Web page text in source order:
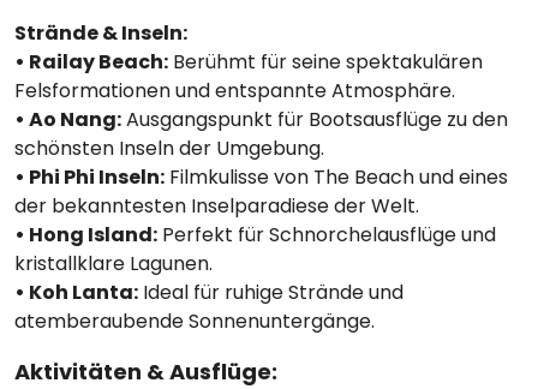
Strände & Inseln:
• Railay Beach: Berühmt für seine spektakulären
Felsformationen und entspannte Atmosphäre.
• Ao Nang:Ausgangspunkt für Bootsausflüge zu den
schönsten Inseln der Umgebung.
• Phi Phi Inseln: Filmkulisse von The Beach und eines
der bekanntesten Inselparadiese der Welt.
• Hong Island: Perfekt für Schnorchelausflüge und
kristallklare Lagunen.
• Koh Lanta: Ideal für ruhige Strände und
atemberaubende Sonnenuntergänge.
Aktivitäten & Ausflüge: